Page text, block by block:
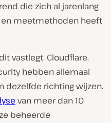
die zich al jarenlang
meetmethoden heeft
vastlegt. Cloudflare,
hebben allemaal
dezelfde richting wijzen.
van meer dan 10
beheerde